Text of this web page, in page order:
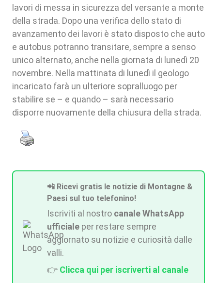
lavori di messa in sicurezza del versante a monte
della strada. Dopo una verifica dello stato di
avanzamento dei lavori è stato disposto che auto
e autobus potranno transitare, sempre a senso
unico alternato, anche nella giornata di lunedì 20
novembre. Nella mattinata di lunedì il geologo
incaricato farà un ulteriore sopralluogo per
stabilire se – e quando – sarà necessario
disporre nuovamente della chiusura della strada.
📲 Ricevi gratis le notizie di Montagne &
Paesi sul tuo telefonino!
Iscriviti al nostro canale WhatsApp
ufficiale per restare sempre
aggiornato su notizie e curiosità dalle
valli.
👉 Clicca qui per iscriverti al canale